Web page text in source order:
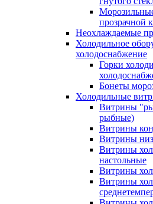
прозрачной
Неохлаждаемые
Холодильное
холодоснабжение
Горки
Бонеты
Холодильные
Витрины
рыбные)
Витрины
Витрины
Витрины
настольные
Витрины
Витрины